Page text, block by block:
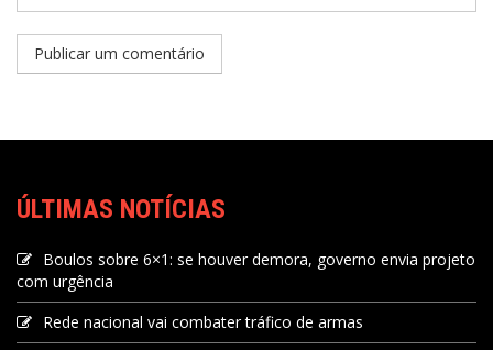
ÚLTIMAS NOTÍCIAS
Boulos sobre 6×1: se houver demora, governo envia projeto
com urgência
Rede nacional vai combater tráfico de armas